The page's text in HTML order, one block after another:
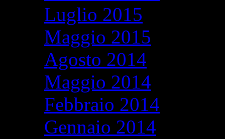
Luglio 2015
Maggio 2015
Agosto 2014
Maggio 2014
Febbraio 2014
Gennaio 2014